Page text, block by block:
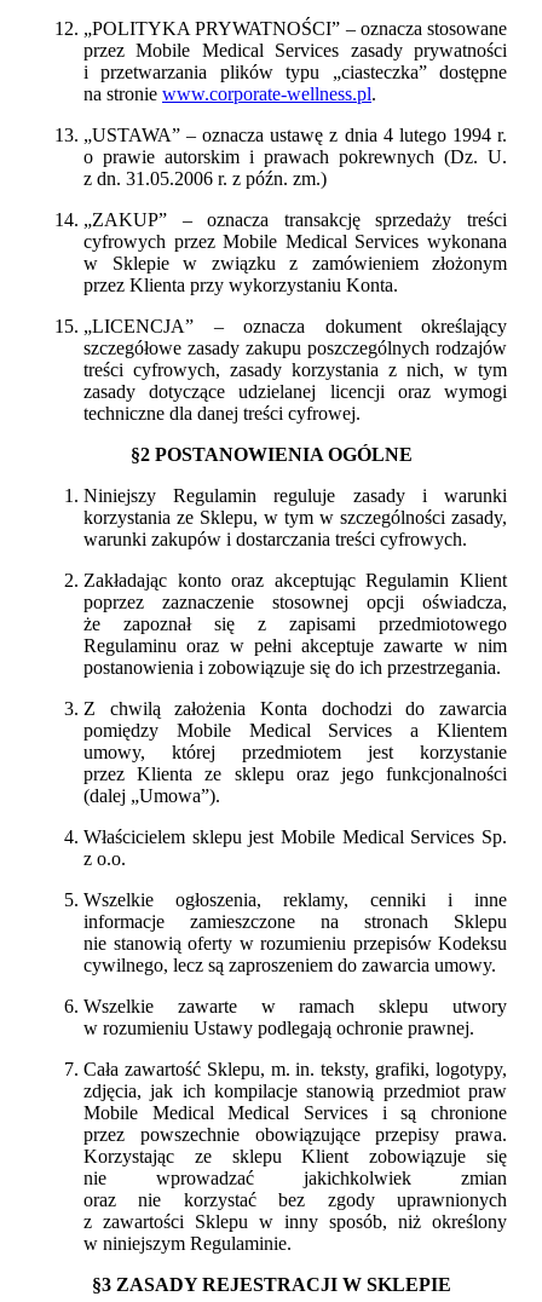
„POLITYKA PRYWATNOŚCI” – oznacza stosowane
przez Mobile Medical Services zasady prywatności
i przetwarzania plików typu „ciasteczka” dostępne
na stronie www.corporate-wellness.pl.
„USTAWA” – oznacza ustawę z dnia 4 lutego 1994 r.
o prawie autorskim i prawach pokrewnych (Dz. U.
z dn. 31.05.2006 r. z późn. zm.)
„ZAKUP” – oznacza transakcję sprzedaży treści
cyfrowych przez Mobile Medical Services wykonana
w Sklepie w związku z zamówieniem złożonym
przez Klienta przy wykorzystaniu Konta.
„LICENCJA” – oznacza dokument określający
szczegółowe zasady zakupu poszczególnych rodzajów
treści cyfrowych, zasady korzystania z nich, w tym
zasady dotyczące udzielanej licencji oraz wymogi
techniczne dla danej treści cyfrowej.
§2 POSTANOWIENIA OGÓLNE
Niniejszy Regulamin reguluje zasady i warunki
korzystania ze Sklepu, w tym w szczególności zasady,
warunki zakupów i dostarczania treści cyfrowych.
Zakładając konto oraz akceptując Regulamin Klient
poprzez zaznaczenie stosownej opcji oświadcza,
że zapoznał się z zapisami przedmiotowego
Regulaminu oraz w pełni akceptuje zawarte w nim
postanowienia i zobowiązuje się do ich przestrzegania.
Z chwilą założenia Konta dochodzi do zawarcia
pomiędzy Mobile Medical Services a Klientem
umowy, której przedmiotem jest korzystanie
przez Klienta ze sklepu oraz jego funkcjonalności
(dalej „Umowa”).
Właścicielem sklepu jest Mobile Medical Services Sp.
z o.o.
Wszelkie ogłoszenia, reklamy, cenniki i inne
informacje zamieszczone na stronach Sklepu
nie stanowią oferty w rozumieniu przepisów Kodeksu
cywilnego, lecz są zaproszeniem do zawarcia umowy.
Wszelkie zawarte w ramach sklepu utwory
w rozumieniu Ustawy podlegają ochronie prawnej.
Cała zawartość Sklepu, m. in. teksty, grafiki, logotypy,
zdjęcia, jak ich kompilacje stanowią przedmiot praw
Mobile Medical Medical Services i są chronione
przez powszechnie obowiązujące przepisy prawa.
Korzystając ze sklepu Klient zobowiązuje się
nie wprowadzać jakichkolwiek zmian
oraz nie korzystać bez zgody uprawnionych
z zawartości Sklepu w inny sposób, niż określony
w niniejszym Regulaminie.
§3 ZASADY REJESTRACJI W SKLEPIE